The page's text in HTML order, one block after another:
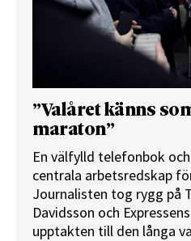
”Valåret känns
maraton”
En välfylld telefonbok
centrala arbetsredskap
Journalisten tog rygg på
Davidsson och
upptakten till den långa